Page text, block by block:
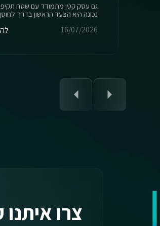
גם עסק קטן מתמודד עם שטח
נכונה היא הצעד הראשון בדרך
16/07/2026
צרו